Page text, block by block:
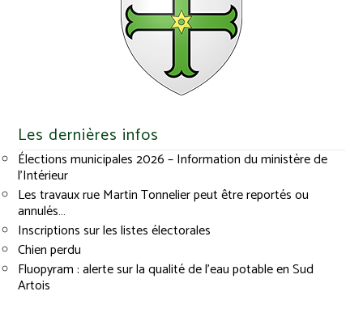
Les dernières infos
Élections municipales 2026 – Information du ministère de
l’Intérieur
Les travaux rue Martin Tonnelier peut être reportés ou
annulés…
Inscriptions sur les listes électorales
Chien perdu
Fluopyram : alerte sur la qualité de l’eau potable en Sud
Artois